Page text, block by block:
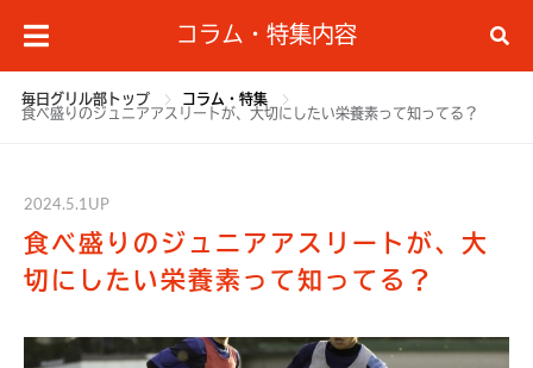
コラム・特集内容
毎日グリル部トップ
コラム・特集
食べ盛りのジュニアアスリートが、大切にしたい栄養素って知ってる？
2024.5.1UP
食べ盛りのジュニアアスリートが、大
切にしたい栄養素って知ってる？